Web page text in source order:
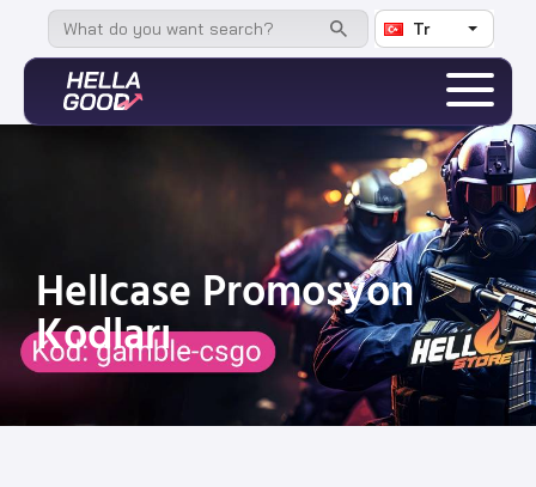
Tr
Hellcase Promosyon
Kodları